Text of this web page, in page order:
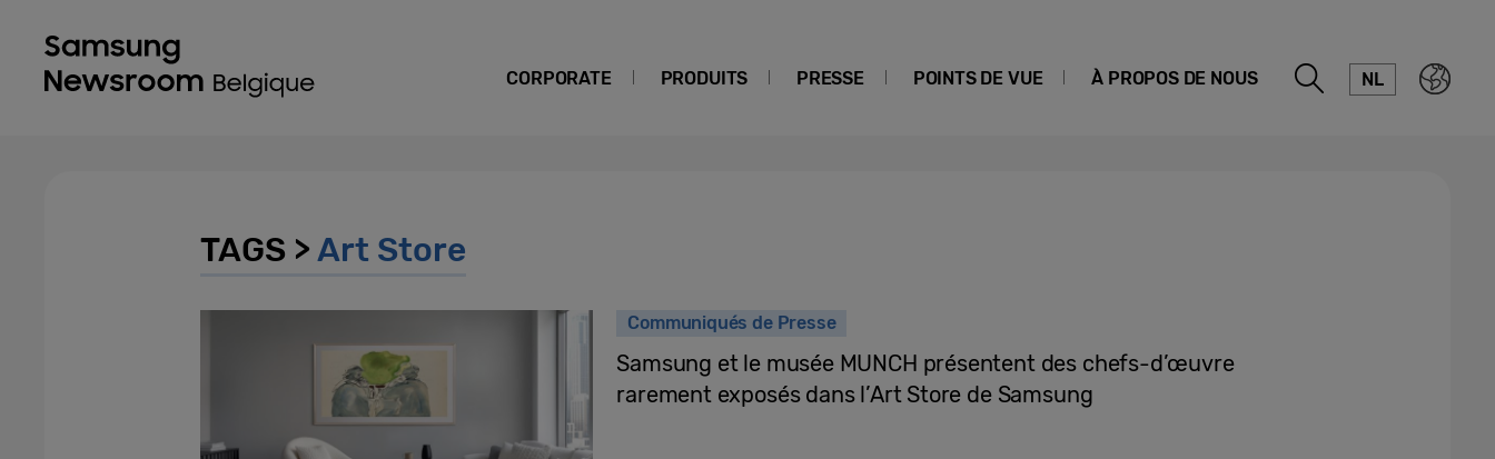
CORPORATE PRODUITS PRESSE POINTS DE VUE À PROPOS DE NOUS NL
TAGS >Art Store
Communiqués de Presse
Samsung et le musée MUNCH présentent des chefs-d’œuvre
rarement exposés dans l’Art Store de Samsung